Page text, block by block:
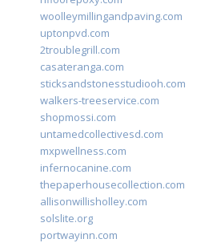
woolleymillingandpaving.com
uptonpvd.com
2troublegrill.com
casateranga.com
sticksandstonesstudiooh.com
walkers-treeservice.com
shopmossi.com
untamedcollectivesd.com
mxpwellness.com
infernocanine.com
thepaperhousecollection.com
allisonwillisholley.com
solslite.org
portwayinn.com